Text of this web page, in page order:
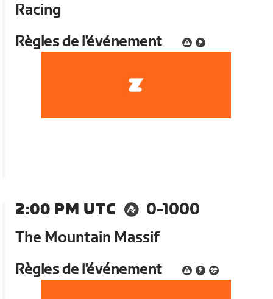
Racing
Règles de l'événement
2:00 PM UTC
0-1000
The Mountain Massif
Règles de l'événement